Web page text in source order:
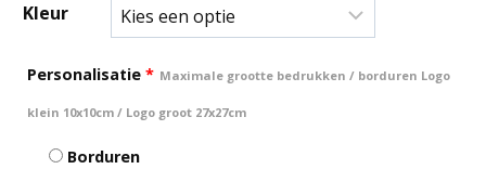
Kleur
Personalisatie * Maximale grootte bedrukken / borduren Logo
klein 10x10cm / Logo groot 27x27cm
Borduren